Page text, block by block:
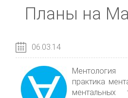
Планы на
06.03.14
практика
ментальных